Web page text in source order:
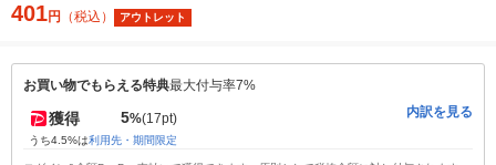
401円 （税込） アウトレット
お買い物でもらえる特典最大付与率7%
獲得 5%(17pt)
うち4.5%は利用先・期間限定
内訳を見る